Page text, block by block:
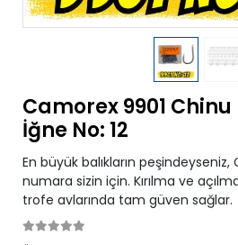
Camorex 9901
İğne No: 12
En büyük balıkların peşindeyseniz,
numara sizin için. Kırılma ve
trofe avlarında tam güven sağlar.